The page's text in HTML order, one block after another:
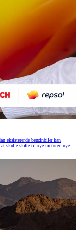
eksisterende benzinbiler kan
at skulle skifte til nye motorer, nye